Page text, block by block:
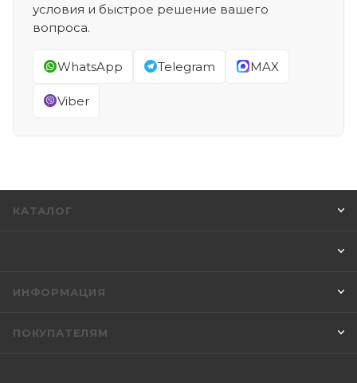
условия и быстрое решение вашего
вопроса.
WhatsApp Telegram MAX
Viber
КАТАЛОГ
ИНФОРМАЦИЯ
ПОКУПАТЕЛЯМ